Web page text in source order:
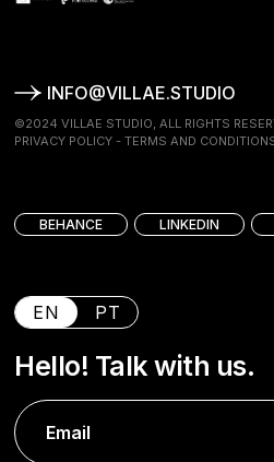
INFO@VILLAE.STUDIO
©2024 VILLAE STUDIO, ALL RIGHTS
PRIVACY POLICY -TERMS AND
BEHANCE LINKEDIN
EN PT
Hello! Talk with us.